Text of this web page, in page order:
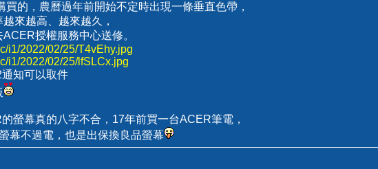
買的，農曆過年前開始不定時出現一條垂直色帶，
來越高、越來越久，
授權服務中心送修。
i1/2022/02/25/T4vEhy.jpg
i1/2022/02/25/lfSLCx.jpg
知可以取件
螢幕真的八字不合，17年前買一台ACER筆電，
幕不過電，也是出保換良品螢幕